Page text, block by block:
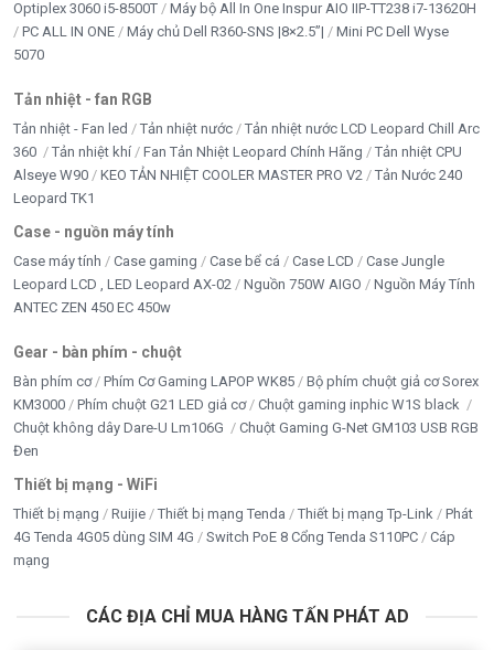
Optiplex 3060 i5-8500T
Máy bộ All In One Inspur AIO IIP-TT238 i7-13620H
PC ALL IN ONE
Máy chủ Dell R360-SNS |8×2.5”|
Mini PC Dell Wyse
5070
Tản nhiệt - fan RGB
Tản nhiệt - Fan led Tản nhiệt nước
Tản nhiệt nước LCD Leopard Chill Arc
360
Tản nhiệt khí Fan Tản Nhiệt Leopard Chính Hãng
Tản nhiệt CPU
Alseye W90
KEO TẢN NHIỆT COOLER MASTER PRO V2
Tản Nước 240
Leopard TK1
Case - nguồn máy tính
Case máy tính Case gaming Case bể cá Case LCD
Case Jungle
Leopard LCD , LED Leopard AX-02
Nguồn 750W AIGO
Nguồn Máy Tính
ANTEC ZEN 450 EC 450w
Gear - bàn phím - chuột
Bàn phím cơ Phím Cơ Gaming LAPOP WK85
Bộ phím chuột giả cơ Sorex
KM3000
Phím chuột G21 LED giả cơ
Chuột gaming inphic W1S black
Chuột không dây Dare-U Lm106G
Chuột Gaming G-Net GM103 USB RGB
Đen
Thiết bị mạng - WiFi
Thiết bị mạng Ruijie Thiết bị mạng Tenda Thiết bị mạng Tp-Link
Phát
4G Tenda 4G05 dùng SIM 4G
Switch PoE 8 Cổng Tenda S110PC
Cáp
mạng
CÁC ĐỊA CHỈ MUA HÀNG TẤN PHÁT AD